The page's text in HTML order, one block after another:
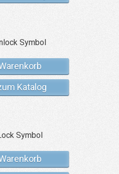
Katalog